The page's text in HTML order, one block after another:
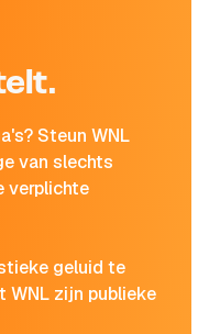
Steun WNL
van slechts
verplichte
geluid te
WNL zijn publieke